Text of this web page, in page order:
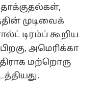
முடிவைக்
டிரம்ப் கூறிய
அமெரிக்கா
மற்றொரு